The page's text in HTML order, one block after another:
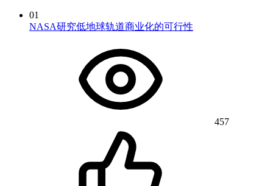
01
NASA研究低地球轨道商业化的可行性
457